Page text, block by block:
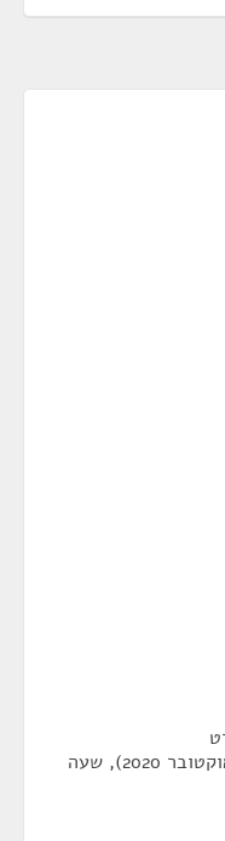
יום שלישי, ט' בחשון התשפ"א (27 באוקטובר 2020), שעה